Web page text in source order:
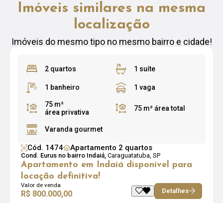
Imóveis similares na mesma
localização
Imóveis do mesmo tipo no mesmo bairro e cidade!
2 quartos 1 suíte
1 banheiro 1 vaga
75 m²
área privativa
75 m² área total
Varanda gourmet
Cód. 1474 Apartamento 2 quartos
Cond. Eurus no bairro Indaiá, Caraguatatuba, SP
Apartamento em Indaiá disponível para
locação definitiva!
Valor de venda
R$ 800.000,00 Detalhes